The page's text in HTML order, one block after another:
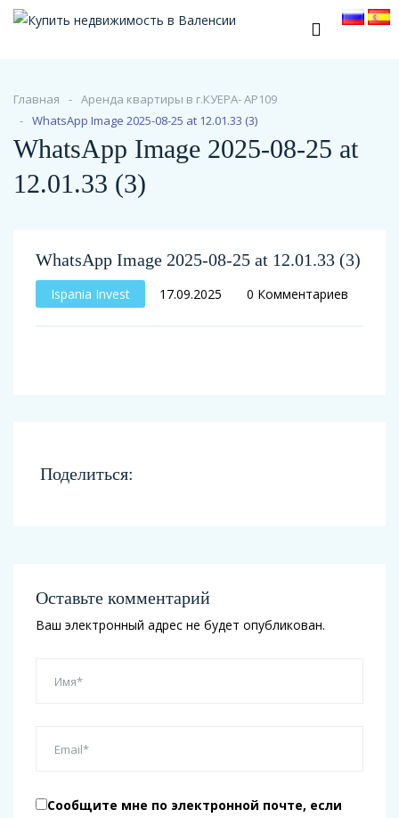
Главная
Аренда квартиры в г.КУЕРА- АР109
WhatsApp Image 2025-08-25 at 12.01.33 (3)
WhatsApp Image 2025-08-25 at
12.01.33 (3)
WhatsApp Image 2025-08-25 at 12.01.33 (3)
Ispania Invest 17.09.2025 0 Комментариев
Поделиться:
Оставьте комментарий
Ваш электронный адрес не будет опубликован.
Сообщите мне по электронной почте, если